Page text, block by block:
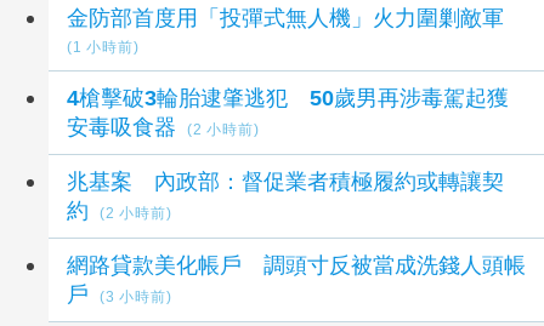
金防部首度用「投彈式無人機」火力圍剿敵軍
(1 小時前)
4槍擊破3輪胎逮肇逃犯 50歲男再涉毒駕起獲
安毒吸食器
(2 小時前)
兆基案 內政部：督促業者積極履約或轉讓契
約
(2 小時前)
網路貸款美化帳戶 調頭寸反被當成洗錢人頭帳
戶
(3 小時前)